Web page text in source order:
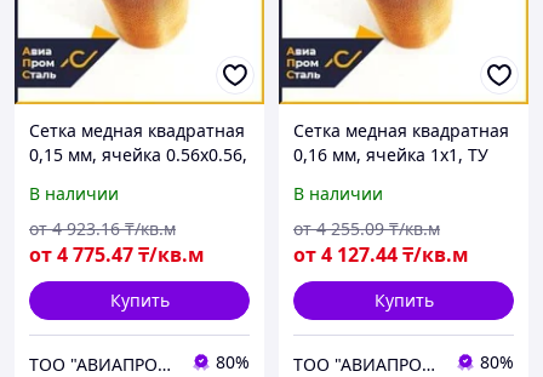
Сетка медная квадратная
0,15 мм, ячейка 0.56х0.56,
2013
В наличии
от4 775.47₸/кв.м
от 4 923.16 ₸/кв.м
Купить
ТОО "АВИАПРОМСТАЛЬ" 80%
Сетка медная квадратная
0,16 мм, ячейка 1х1, ТУ
В наличии
от4 127.44₸/кв.м
от 4 255.09 ₸/кв.м
Купить
ТОО "АВИАПРОМСТАЛЬ" 80%